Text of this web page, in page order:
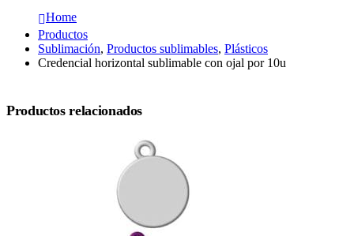
Home
Productos
Sublimación, Productos sublimables, Plásticos
Credencial horizontal sublimable con ojal por 10u
Productos relacionados